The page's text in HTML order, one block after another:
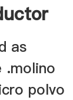
as
.molino
polvo